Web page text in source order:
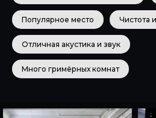
Популярное место Чистота
Отличная акустика и звук
Много гримёрных комнат